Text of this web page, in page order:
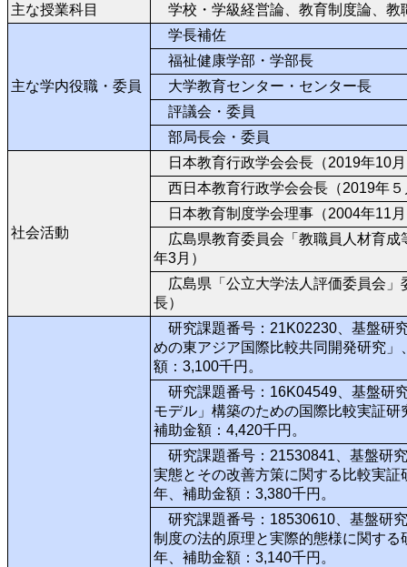
主な授業科目 学校・学級経営論、教育制度論、教
主な学内役職・委員
学長補佐
福祉健康学部・学部長
大学教育センター・センター長
評議会・委員
部局長会・委員
社会活動
日本教育行政学会会長（2019年10
西日本教育行政学会会長（2019年
日本教育制度学会理事（2004年11
広島県教育委員会「教職員人材育成
年3月）
広島県「公立大学法人評価委員会」
長）
研究課題番号：21K02230、基盤研
めの東アジア国際比較共同開発研究
額：3,100千円。
研究課題番号：16K04549、基盤研
モデル」構築のための国際比較実証
補助金額：4,420千円。
研究課題番号：21530841、基盤研
実態とその改善方策に関する比較実
年、補助金額：3,380千円。
研究課題番号：18530610、基盤研
制度の法的原理と実際的態様に関す
年、補助金額：3,140千円。